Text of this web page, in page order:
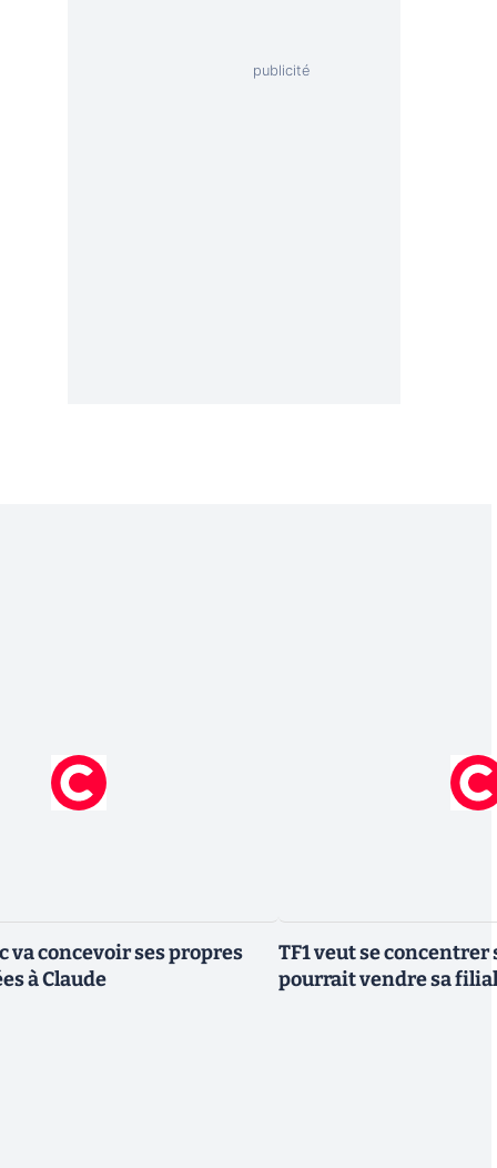
va concevoir ses propres
à Claude
TF1 veut se
pourrait vendre sa